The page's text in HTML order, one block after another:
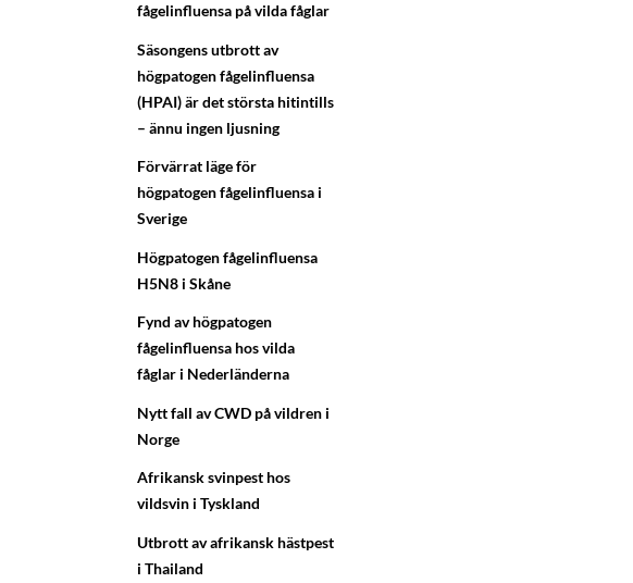
fågelinfluensa på vilda fåglar
Säsongens utbrott av
högpatogen fågelinfluensa
(HPAI) är det största hitintills
– ännu ingen ljusning
Förvärrat läge för
högpatogen fågelinfluensa i
Sverige
Högpatogen fågelinfluensa
H5N8 i Skåne
Fynd av högpatogen
fågelinfluensa hos vilda
fåglar i Nederländerna
Nytt fall av CWD på vildren i
Norge
Afrikansk svinpest hos
vildsvin i Tyskland
Utbrott av afrikansk hästpest
i Thailand